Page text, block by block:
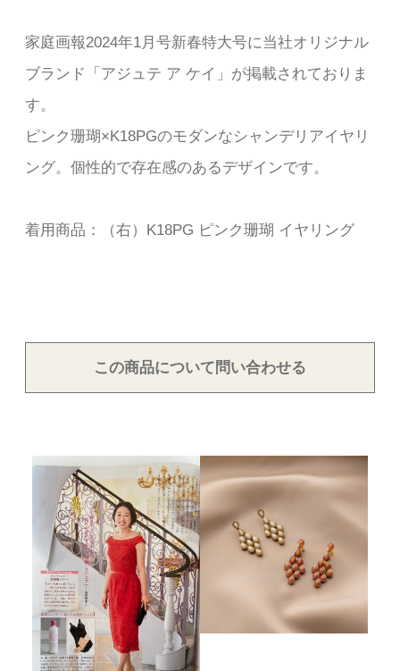
家庭画報2024年1月号新春特大号に当社オリジナル
ブランド「アジュテ ア ケイ」が掲載されておりま
す。
ピンク珊瑚×K18PGのモダンなシャンデリアイヤリ
ング。個性的で存在感のあるデザインです。
着用商品：（右）K18PG ピンク珊瑚 イヤリング
この商品について問い合わせる